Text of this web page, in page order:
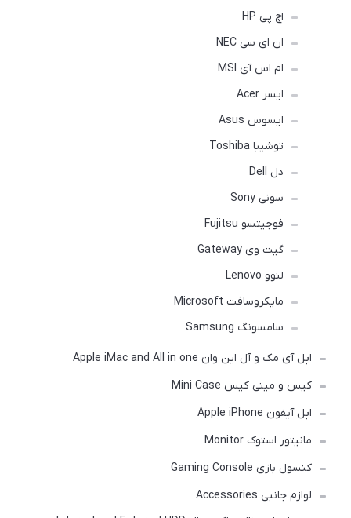
اچ پی HP
ان ای سی NEC
ام اس آی MSI
ایسر Acer
ایسوس Asus
توشیبا Toshiba
دل Dell
سونی Sony
فوجیتسو Fujitsu
گیت وی Gateway
لنوو Lenovo
مایکروسافت Microsoft
سامسونگ Samsung
اپل آی مک و آل این وان Apple iMac and All in one
کیس و مینی کیس Mini Case
اپل آیفون Apple iPhone
مانیتور استوک Monitor
کنسول بازی Gaming Console
لوازم جانبی Accessories